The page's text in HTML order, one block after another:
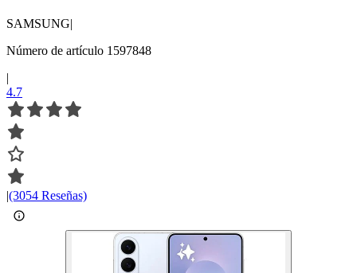
SAMSUNG|
Número de artículo 1597848
|
4.7
|(3054 Reseñas)